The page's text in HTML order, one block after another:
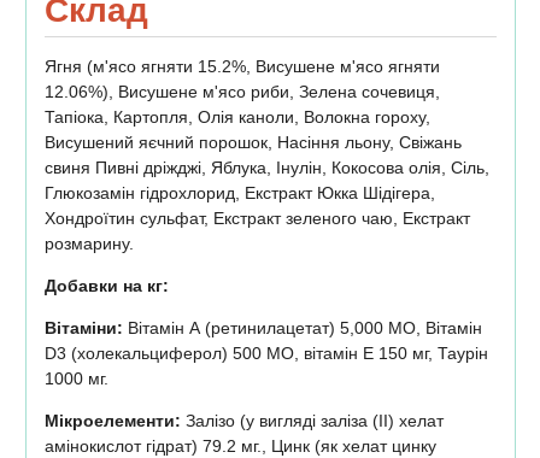
Склад
Ягня (м'ясо ягняти 15.2%, Висушене м'ясо ягняти
12.06%), Висушене м'ясо риби, Зелена сочевиця,
Тапіока, Картопля, Олія каноли, Волокна гороху,
Висушений яєчний порошок, Насіння льону, Свіжань
свиня Пивні дріжджі, Яблука, Інулін, Кокосова олія, Сіль,
Глюкозамін гідрохлорид, Екстракт Юкка Шідігера,
Хондроїтин сульфат, Екстракт зеленого чаю, Екстракт
розмарину.
Добавки на кг:
Вітаміни: Вітамін А (ретинилацетат) 5,000 МО, Вітамін
D3 (холекальциферол) 500 МО, вітамін Е 150 мг, Таурін
1000 мг.
Мікроелементи: Залізо (у вигляді заліза (II) хелат
амінокислот гідрат) 79.2 мг., Цинк (як хелат цинку